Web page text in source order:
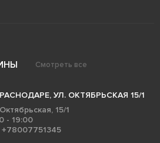
Смотреть все
УЛ. ОКТЯБРЬСКАЯ 15/1
15/1
- 19:00
+78007751345